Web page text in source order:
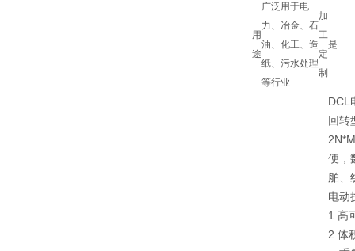
用
途
广泛用于电
力、冶金、石
油、化工、造
纸、污水处理
等行业
加
工
定
制
是
DCL
回转
便，
舶、
电动
1.高
2.体